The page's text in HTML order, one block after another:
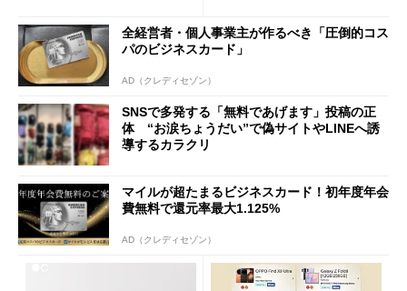
全経営者・個人事業主が作るべき「圧倒的コス
パのビジネスカード」
AD（クレディセゾン）
SNSで多発する「無料であげます」投稿の正
体 “お涙ちょうだい”で偽サイトやLINEへ誘
導するカラクリ
マイルが超たまるビジネスカード！初年度年会
費無料で還元率最大1.125%
AD（クレディセゾン）